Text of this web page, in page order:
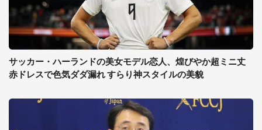
サッカー・ハーランドの美女モデル恋人、煌びやか超ミニ丈
赤ドレスで色気ダダ漏れ すらり神スタイルの美貌